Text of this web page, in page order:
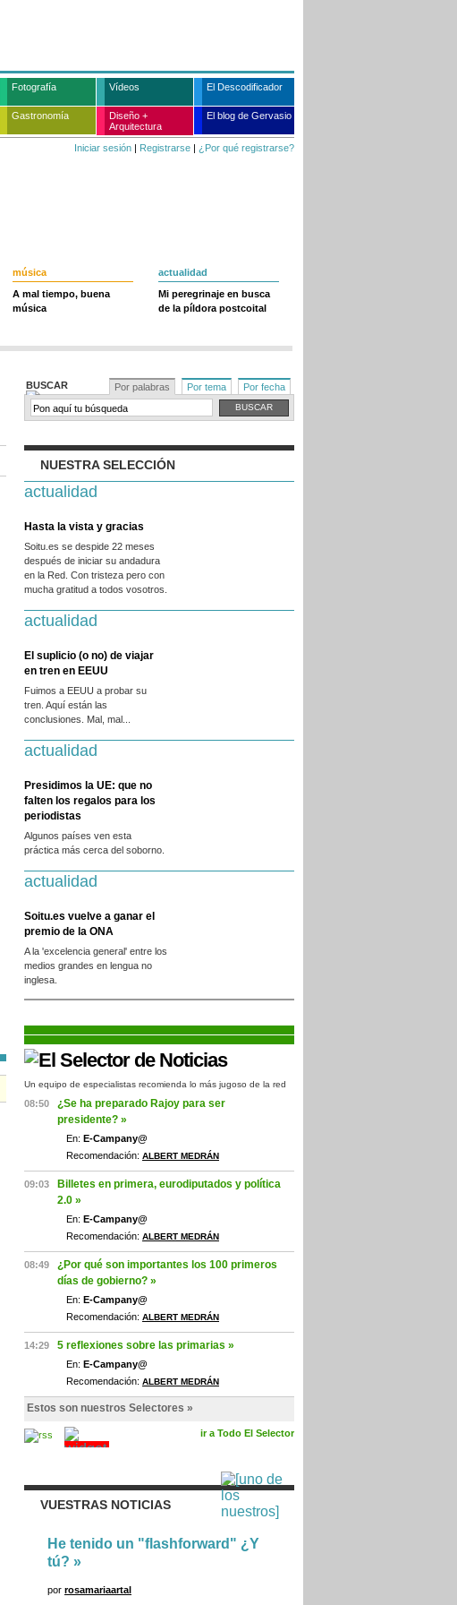
Fotografía Vídeos El Descodificador
Gastronomía
Diseño +
Arquitectura
El blog de Gervasio
Iniciar sesión | Registrarse | ¿Por qué registrarse?
música
A mal tiempo, buena
música
actualidad
Mi peregrinaje en busca
de la píldora postcoital
BUSCAR Por palabras Por tema Por fecha
NUESTRA SELECCIÓN
actualidad
Hasta la vista y gracias
Soitu.es se despide 22 meses
después de iniciar su andadura
en la Red. Con tristeza pero con
mucha gratitud a todos vosotros.
actualidad
El suplicio (o no) de viajar
en tren en EEUU
Fuimos a EEUU a probar su
tren. Aquí están las
conclusiones. Mal, mal...
actualidad
Presidimos la UE: que no
falten los regalos para los
periodistas
Algunos países ven esta
práctica más cerca del soborno.
actualidad
Soitu.es vuelve a ganar el
premio de la ONA
A la 'excelencia general' entre los
medios grandes en lengua no
inglesa.
Un equipo de especialistas recomienda lo más jugoso de la red
08:50
¿Se ha preparado Rajoy para ser
presidente? »
En: E-Campany@
Recomendación: ALBERT MEDRÁN
09:03
Billetes en primera, eurodiputados y política
2.0 »
En: E-Campany@
Recomendación: ALBERT MEDRÁN
08:49
¿Por qué son importantes los 100 primeros
días de gobierno? »
En: E-Campany@
Recomendación: ALBERT MEDRÁN
14:29 5 reflexiones sobre las primarias »
En: E-Campany@
Recomendación: ALBERT MEDRÁN
Estos son nuestros Selectores »
ir a Todo El Selector
VUESTRAS NOTICIAS
He tenido un "flashforward" ¿Y
tú? »
por rosamariaartal